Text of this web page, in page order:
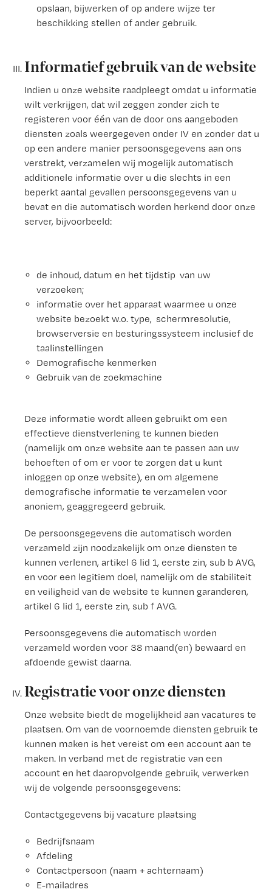
opslaan, bijwerken of op andere wijze ter
beschikking stellen of ander gebruik.
Informatief gebruik van de website
Indien u onze website raadpleegt omdat u informatie
wilt verkrijgen, dat wil zeggen zonder zich te
registeren voor één van de door ons aangeboden
diensten zoals weergegeven onder IV en zonder dat u
op een andere manier persoonsgegevens aan ons
verstrekt, verzamelen wij mogelijk automatisch
additionele informatie over u die slechts in een
beperkt aantal gevallen persoonsgegevens van u
bevat en die automatisch worden herkend door onze
server, bijvoorbeeld:
de inhoud, datum en het tijdstip van uw
verzoeken;
informatie over het apparaat waarmee u onze
website bezoekt w.o. type, schermresolutie,
browserversie en besturingssysteem inclusief de
taalinstellingen
Demografische kenmerken
Gebruik van de zoekmachine
Deze informatie wordt alleen gebruikt om een
effectieve dienstverlening te kunnen bieden
(namelijk om onze website aan te passen aan uw
behoeften of om er voor te zorgen dat u kunt
inloggen op onze website), en om algemene
demografische informatie te verzamelen voor
anoniem, geaggregeerd gebruik.
De persoonsgegevens die automatisch worden
verzameld zijn noodzakelijk om onze diensten te
kunnen verlenen, artikel 6 lid 1, eerste zin, sub b AVG,
en voor een legitiem doel, namelijk om de stabiliteit
en veiligheid van de website te kunnen garanderen,
artikel 6 lid 1, eerste zin, sub f AVG.
Persoonsgegevens die automatisch worden
verzameld worden voor 38 maand(en) bewaard en
afdoende gewist daarna.
Registratie voor onze diensten
Onze website biedt de mogelijkheid aan vacatures te
plaatsen. Om van de voornoemde diensten gebruik te
kunnen maken is het vereist om een account aan te
maken. In verband met de registratie van een
account en het daaropvolgende gebruik, verwerken
wij de volgende persoonsgegevens:
Contactgegevens bij vacature plaatsing
Bedrijfsnaam
Afdeling
Contactpersoon (naam + achternaam)
E-mailadres